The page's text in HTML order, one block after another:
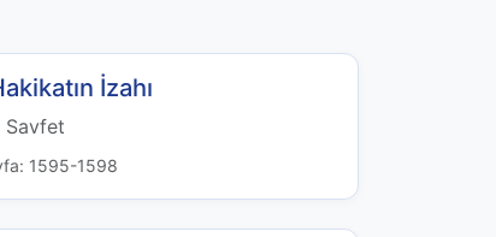
İzahı
Savfet
1595-1598